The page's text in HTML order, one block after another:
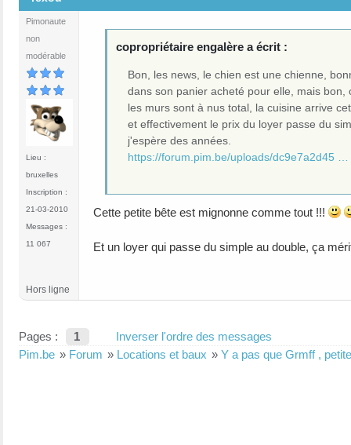
Pimonaute
non
modérable
Lieu :
bruxelles
Inscription :
21-03-2010
Messages :
11 067
copropriétaire engalère a écrit :
Bon, les news, le chien est une chienne,
dans son panier acheté pour elle, mais
les murs sont à nus total, la cuisine arrive
et effectivement le prix du loyer passe du
j'espère des années.
https://forum.pim.be/uploads/dc9e7a2d45
Cette petite bête est mignonne comme tout !!!
Et un loyer qui passe du simple au double, ça
Hors ligne
Pages : 1
Inverser l'ordre des messages
Pim.be » Forum » Locations et baux » Y a pas que Grmff ,